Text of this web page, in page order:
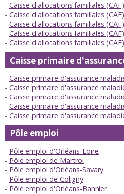
Caisse d'allocations familiales
Caisse d'allocations familiales
Caisse d'allocations familiales
Caisse d'allocations familiales
Caisse d'allocations familiales
Caisse primaire
Caisse primaire d'assurance
Caisse primaire d'assurance
Caisse primaire d'assurance
Caisse primaire d'assurance
Caisse primaire d'assurance
Pôle emploi
Pôle emploi d'Orléans-Loire
Pôle emploi de Martroi
Pôle emploi d'Orléans-Savary
Pôle emploi de Coligny
Pôle emploi d'Orléans-Bannier